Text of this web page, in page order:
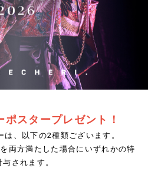
スタープレゼント！
は、以下の2種類ございます。
方満たした場合にいずれかの特
与されます。